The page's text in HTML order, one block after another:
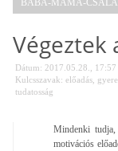
BABA-MAMA-
Végeztek
Dátum: 2017.05.28., 17:57
Kulcsszavak: előadás
tudatosság
Mindenki tudja,
motivációs